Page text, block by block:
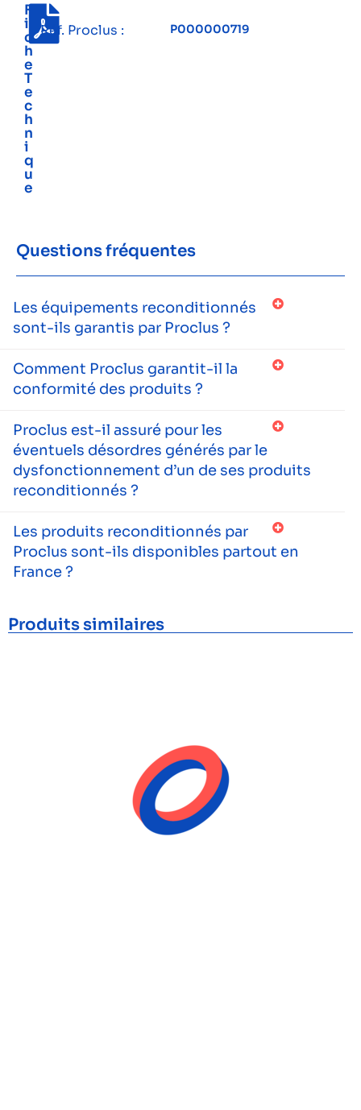
F
i
c
h
e
T
e
c
h
n
i
q
u
e
Réf. Proclus : P000000719
Questions fréquentes
Les équipements reconditionnés
sont-ils garantis par Proclus ?
Comment Proclus garantit-il la
conformité des produits ?
Proclus est-il assuré pour les
éventuels désordres générés par le
dysfonctionnement d’un de ses produits
reconditionnés ?
Les produits reconditionnés par
Proclus sont-ils disponibles partout en
France ?
Produits similaires